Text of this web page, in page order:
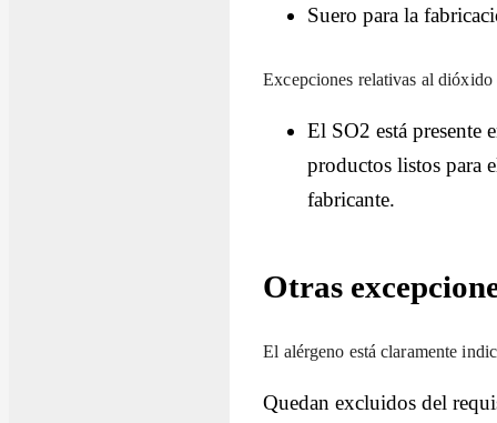
Suero para la
Excepciones relativas al
El SO2 está presente
productos listos para
fabricante.
Otras
El alérgeno está claramente
Quedan excluidos del